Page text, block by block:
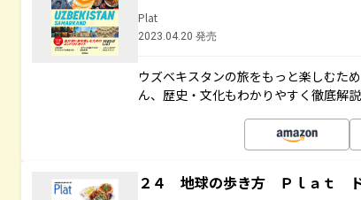
Plat
2023.04.20 発売
ウズベキスタンの旅をもっと楽しむた
ん、歴史・文化もわかりやすく徹底解説
２４ 地球の歩き方 Ｐｌａｔ